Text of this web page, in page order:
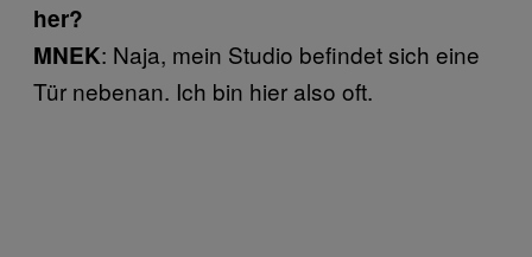
her?
MNEK: Naja, mein Studio befindet sich eine
Tür nebenan. Ich bin hier also oft.